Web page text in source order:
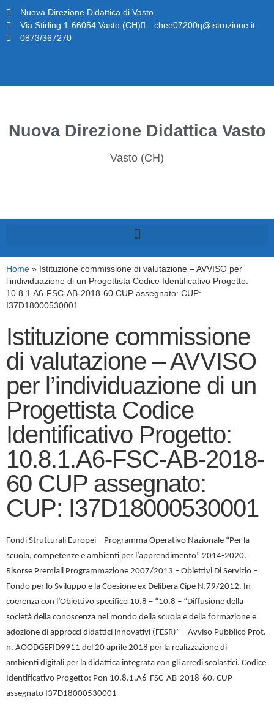
Nuova Direzione Didattica di Vasto
Via Stirling 1-66054 Vasto (CH)
chee07200q@istruzione.it
0873/367270
Nuova Direzione Didattica Vasto
Vasto (CH)
Home » Istituzione commissione di valutazione – AVVISO per
l’individuazione di un Progettista Codice Identificativo Progetto:
10.8.1.A6-FSC-AB-2018-60 CUP assegnato: CUP:
I37D18000530001
Istituzione commissione
di valutazione – AVVISO
per l’individuazione di un
Progettista Codice
Identificativo Progetto:
10.8.1.A6-FSC-AB-2018-
60 CUP assegnato:
CUP: I37D18000530001
Fondi Strutturali Europei – Programma Operativo Nazionale “Per la
scuola, competenze e ambienti per l’apprendimento” 2014-2020.
Risorse Premiali Programmazione 2007/2013 – Obiettivi Di Servizio –
Fondo per lo Sviluppo e la Coesione ex Delibera Cipe N.79/2012. In
coerenza con l’Obiettivo specifico 10.8 – “10.8 – “Diffusione della
società della conoscenza nel mondo della scuola e della formazione e
adozione di approcci didattici innovativi (FESR)” – Avviso Pubblico Prot.
n. AOODGEFID9911 del 20 aprile 2018 per la realizzazione di
ambienti digitali per la didattica integrata con gli arredi scolastici. Codice
Identificativo Progetto: Pon 10.8.1.A6-FSC-AB-2018-60. CUP
assegnato I37D18000530001